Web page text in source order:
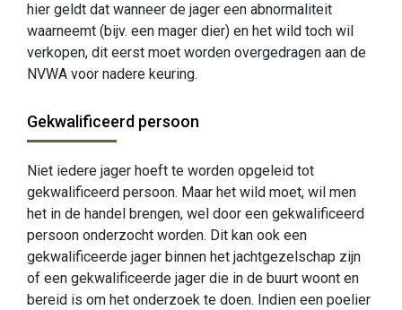
hier geldt dat wanneer de jager een abnormaliteit
waarneemt (bijv. een mager dier) en het wild toch wil
verkopen, dit eerst moet worden overgedragen aan de
NVWA voor nadere keuring.
Gekwalificeerd persoon
Niet iedere jager hoeft te worden opgeleid tot
gekwalificeerd persoon. Maar het wild moet, wil men
het in de handel brengen, wel door een gekwalificeerd
persoon onderzocht worden. Dit kan ook een
gekwalificeerde jager binnen het jachtgezelschap zijn
of een gekwalificeerde jager die in de buurt woont en
bereid is om het onderzoek te doen. Indien een poelier